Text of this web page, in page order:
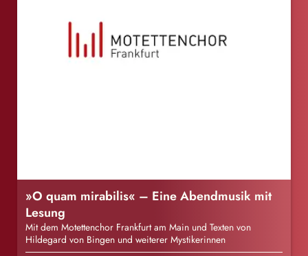
»O quam mirabilis« – Eine Abendmusik mit
Lesung
Mit dem Motettenchor Frankfurt am Main und Texten von
Hildegard von Bingen und weiterer Mystikerinnen